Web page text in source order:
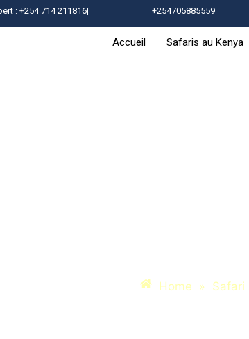
: +254 714 211816| +254705885559
Accueil Safaris au Kenya
Home » Safari